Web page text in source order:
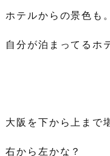
ホテルからの景色も。
自分が泊まってるホ
大阪を下から上まで
右から左かな？